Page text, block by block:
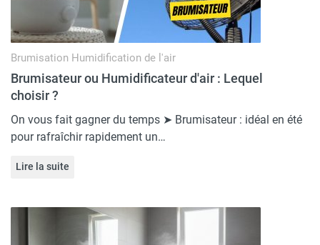
Brumisation Humidification de l'air
Brumisateur ou Humidificateur d'air : Lequel
choisir ?
On vous fait gagner du temps ➤ Brumisateur : idéal en été
pour rafraîchir rapidement un…
Lire la suite